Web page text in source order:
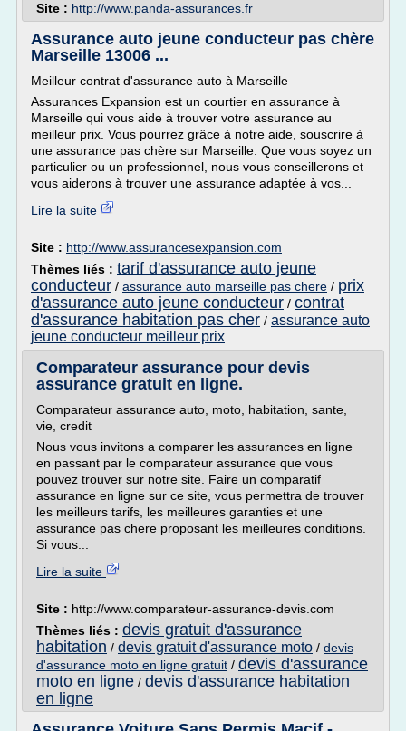
Site : http://www.panda-assurances.fr
Assurance auto jeune conducteur pas chère
Marseille 13006 ...
Meilleur contrat d'assurance auto à Marseille
Assurances Expansion est un courtier en assurance à
Marseille qui vous aide à trouver votre assurance au
meilleur prix. Vous pourrez grâce à notre aide, souscrire à
une assurance pas chère sur Marseille. Que vous soyez un
particulier ou un professionnel, nous vous conseillerons et
vous aiderons à trouver une assurance adaptée à vos...
Lire la suite
Site : http://www.assurancesexpansion.com
Thèmes liés : tarif d'assurance auto jeune
conducteur / assurance auto marseille pas chere / prix
d'assurance auto jeune conducteur / contrat
d'assurance habitation pas cher / assurance auto
jeune conducteur meilleur prix
Comparateur assurance pour devis
assurance gratuit en ligne.
Comparateur assurance auto, moto, habitation, sante,
vie, credit
Nous vous invitons a comparer les assurances en ligne
en passant par le comparateur assurance que vous
pouvez trouver sur notre site. Faire un comparatif
assurance en ligne sur ce site, vous permettra de trouver
les meilleurs tarifs, les meilleures garanties et une
assurance pas chere proposant les meilleures conditions.
Si vous...
Lire la suite
Site : http://www.comparateur-assurance-devis.com
Thèmes liés : devis gratuit d'assurance
habitation / devis gratuit d'assurance moto / devis
d'assurance moto en ligne gratuit / devis d'assurance
moto en ligne / devis d'assurance habitation
en ligne